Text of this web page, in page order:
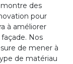
des
pour
à améliorer
Nos
de mener à
de matériau